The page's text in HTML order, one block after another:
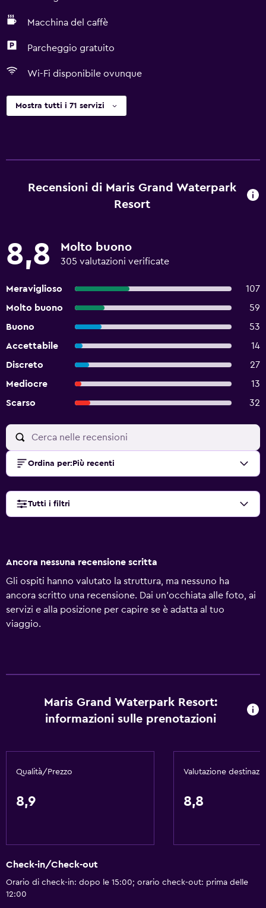
Macchina del caffè
Parcheggio gratuito
Wi-Fi disponibile ovunque
Mostra tutti i 71 servizi
Recensioni di Maris Grand Waterpark
Resort
8,8 Molto buono
305 valutazioni verificate
Meraviglioso
107
Molto buono
59
Buono
53
Accettabile
14
Discreto
27
Mediocre
13
Scarso
32
Ordina per: Più recenti
Tutti i filtri
Ancora nessuna recensione scritta
Gli ospiti hanno valutato la struttura, ma nessuno ha
ancora scritto una recensione. Dai un'occhiata alle foto, ai
servizi e alla posizione per capire se è adatta al tuo
viaggio.
Maris Grand Waterpark Resort:
informazioni sulle prenotazioni
Qualità/Prezzo
8,9
Valutazione
8,8
Check-in/Check-out
Orario di check-in: dopo le 15:00; orario check-out: prima delle
12:00